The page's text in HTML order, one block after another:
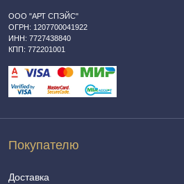
ООО "АРТ СПЭЙС"
ОГРН: 1207700041922
ИНН: 7727438840
КПП: 772201001
Покупателю
Доставка